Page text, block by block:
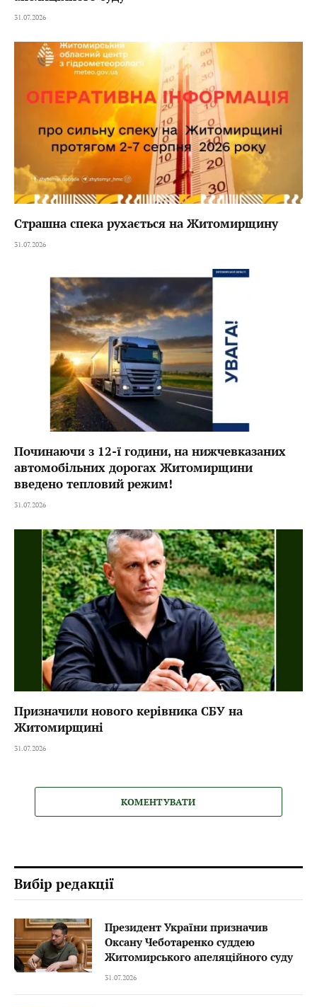
31.07.2026
Страшна спека рухається на Житомирщину
31.07.2026
Починаючи з 12-ї години, на нижчевказаних
автомобільних дорогах Житомирщини
введено тепловий режим!
31.07.2026
Призначили нового керівника СБУ на
Житомирщині
31.07.2026
КОМЕНТУВАТИ
Вибір редакції
Президент України призначив
Оксану Чеботаренко суддею
Житомирського апеляційного суду
31.07.2026